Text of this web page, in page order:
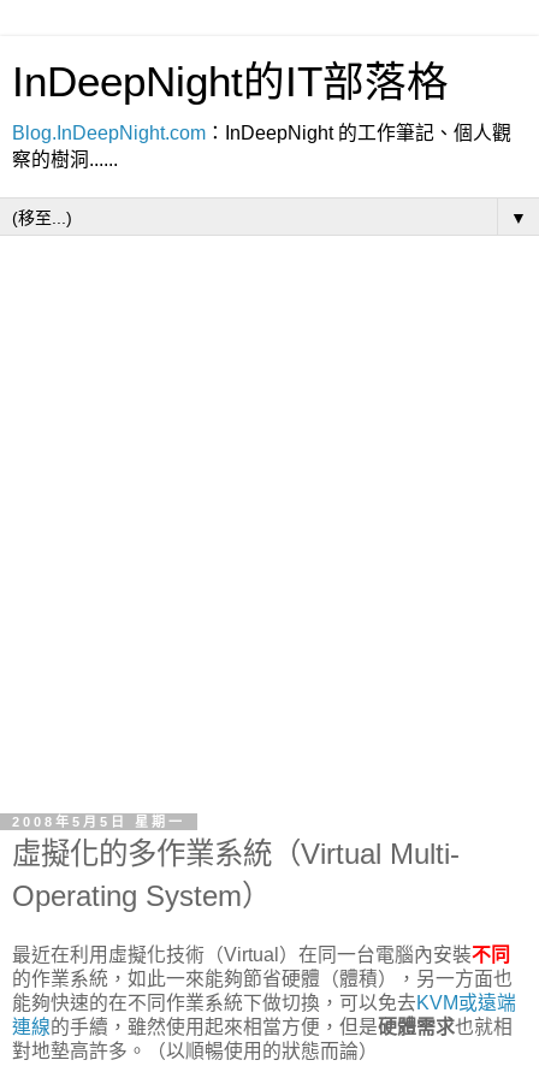
InDeepNight的IT部落格
Blog.InDeepNight.com ：InDeepNight 的工作筆記、個人觀
察的樹洞......
▼
2008年5月5日 星期一
虛擬化的多作業系統（Virtual Multi-
Operating System）
最近在利用虛擬化技術（Virtual）在同一台電腦內安裝不同
的作業系統，如此一來能夠節省硬體（體積），另一方面也
能夠快速的在不同作業系統下做切換，可以免去KVM或遠端
連線的手續，雖然使用起來相當方便，但是硬體需求也就相
對地墊高許多。（以順暢使用的狀態而論）